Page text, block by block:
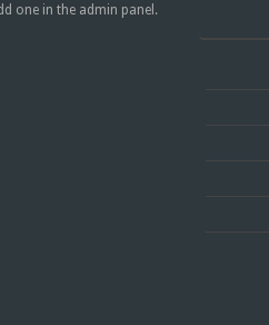
one in the admin panel.